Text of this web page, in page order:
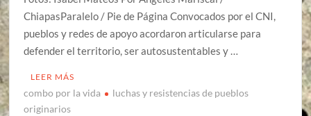
ChiapasParalelo / Pie de Página Convocados por el CNI,
pueblos y redes de apoyo acordaron articularse para
defender el territorio, ser autosustentables y …
LEER MÁS
combo por la vida
luchas y resistencias de pueblos
originarios